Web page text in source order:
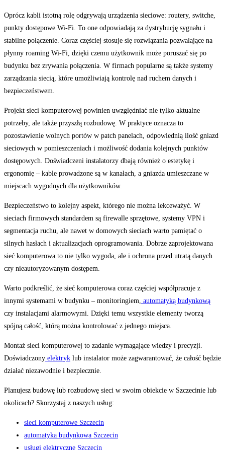
Oprócz kabli istotną rolę odgrywają urządzenia sieciowe: routery, switche,
punkty dostępowe Wi-Fi. To one odpowiadają za dystrybucję sygnału i
stabilne połączenie. Coraz częściej stosuje się rozwiązania pozwalające na
płynny roaming Wi-Fi, dzięki czemu użytkownik może poruszać się po
budynku bez zrywania połączenia. W firmach popularne są także systemy
zarządzania siecią, które umożliwiają kontrolę nad ruchem danych i
bezpieczeństwem.
Projekt sieci komputerowej powinien uwzględniać nie tylko aktualne
potrzeby, ale także przyszłą rozbudowę. W praktyce oznacza to
pozostawienie wolnych portów w patch panelach, odpowiednią ilość gniazd
sieciowych w pomieszczeniach i możliwość dodania kolejnych punktów
dostępowych. Doświadczeni instalatorzy dbają również o estetykę i
ergonomię – kable prowadzone są w kanałach, a gniazda umieszczane w
miejscach wygodnych dla użytkowników.
Bezpieczeństwo to kolejny aspekt, którego nie można lekceważyć. W
sieciach firmowych standardem są firewalle sprzętowe, systemy VPN i
segmentacja ruchu, ale nawet w domowych sieciach warto pamiętać o
silnych hasłach i aktualizacjach oprogramowania. Dobrze zaprojektowana
sieć komputerowa to nie tylko wygoda, ale i ochrona przed utratą danych
czy nieautoryzowanym dostępem.
Warto podkreślić, że sieć komputerowa coraz częściej współpracuje z
innymi systemami w budynku – monitoringiem, automatyką budynkową
czy instalacjami alarmowymi. Dzięki temu wszystkie elementy tworzą
spójną całość, którą można kontrolować z jednego miejsca.
Montaż sieci komputerowej to zadanie wymagające wiedzy i precyzji.
Doświadczony elektryk lub instalator może zagwarantować, że całość będzie
działać niezawodnie i bezpiecznie.
Planujesz budowę lub rozbudowę sieci w swoim obiekcie w Szczecinie lub
okolicach? Skorzystaj z naszych usług:
sieci komputerowe Szczecin
automatyka budynkowa Szczecin
usługi elektryczne Szczecin